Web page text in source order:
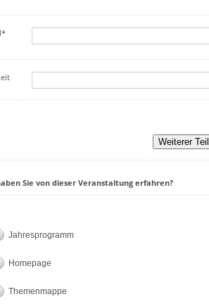
Sie von dieser Veranstaltung erfahren?
Jahresprogramm
Homepage
Themenmappe